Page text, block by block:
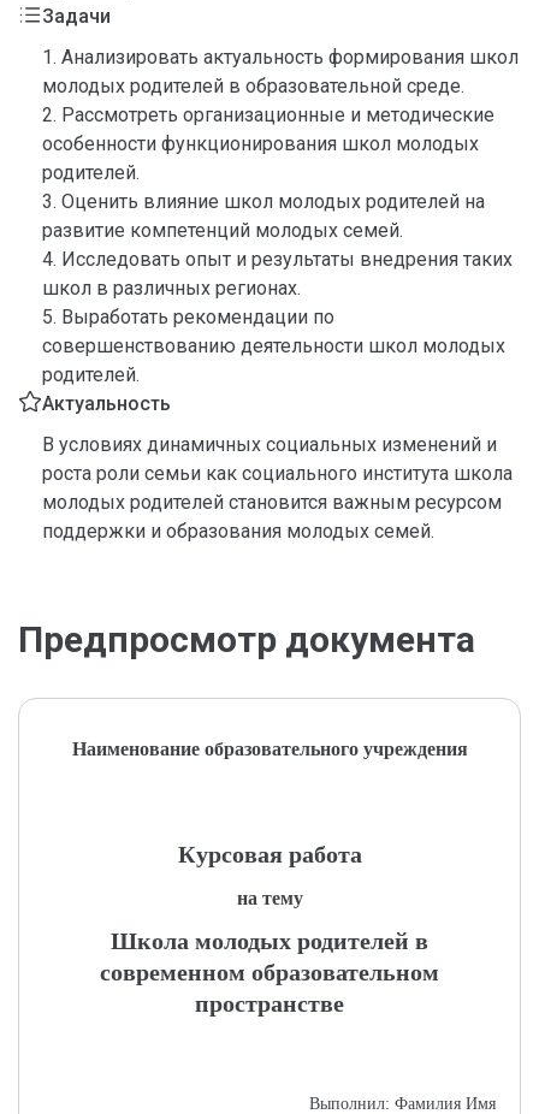
Задачи
1. Анализировать актуальность формирования школ
молодых родителей в образовательной среде.
2. Рассмотреть организационные и методические
особенности функционирования школ молодых
родителей.
3. Оценить влияние школ молодых родителей на
развитие компетенций молодых семей.
4. Исследовать опыт и результаты внедрения таких
школ в различных регионах.
5. Выработать рекомендации по
совершенствованию деятельности школ молодых
родителей.
Актуальность
В условиях динамичных социальных изменений и
роста роли семьи как социального института школа
молодых родителей становится важным ресурсом
поддержки и образования молодых семей.
Предпросмотр документа
Наименование образовательного учреждения
Курсовая работа
на тему
Школа молодых родителей в
современном образовательном
пространстве
Выполнил: Фамилия Имя